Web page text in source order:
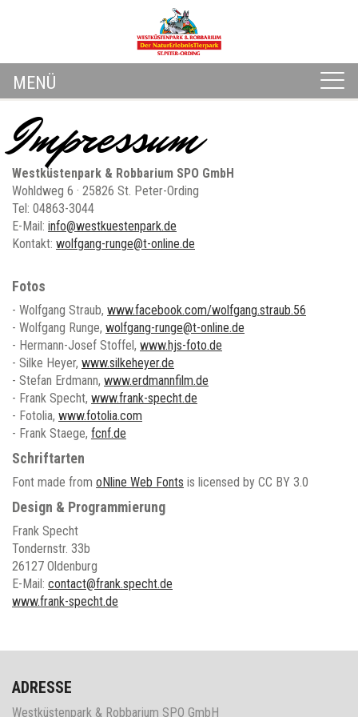
MENÜ
Impressum
Westküstenpark & Robbarium SPO GmbH
Wohldweg 6 · 25826 St. Peter-Ording
Tel: 04863-3044
E-Mail: info@westkuestenpark.de
Kontakt: wolfgang-runge@t-online.de
Fotos
- Wolfgang Straub, www.facebook.com/wolfgang.straub.56
- Wolfgang Runge, wolfgang-runge@t-online.de
- Hermann-Josef Stoffel, www.hjs-foto.de
- Silke Heyer, www.silkeheyer.de
- Stefan Erdmann, www.erdmannfilm.de
- Frank Specht, www.frank-specht.de
- Fotolia, www.fotolia.com
- Frank Staege, fcnf.de
Schriftarten
Font made from oNline Web Fonts is licensed by CC BY 3.0
Design & Programmierung
Frank Specht
Tondernstr. 33b
26127 Oldenburg
E-Mail: contact@frank.specht.de
www.frank-specht.de
ADRESSE
Westküstenpark & Robbarium SPO GmbH